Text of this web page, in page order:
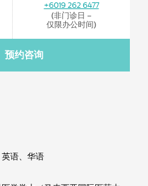
+6019 262 6477
(非门诊日 –
仅限办公时间)
预约咨询
语、华语